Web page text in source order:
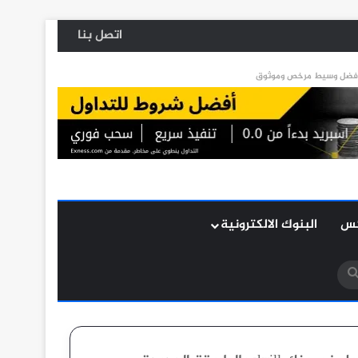
اتصل بنا
البنوك الالكترونية
بحث
عن